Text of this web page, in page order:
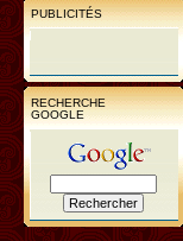
PUBLICITÉS
RECHERCHE
GOOGLE